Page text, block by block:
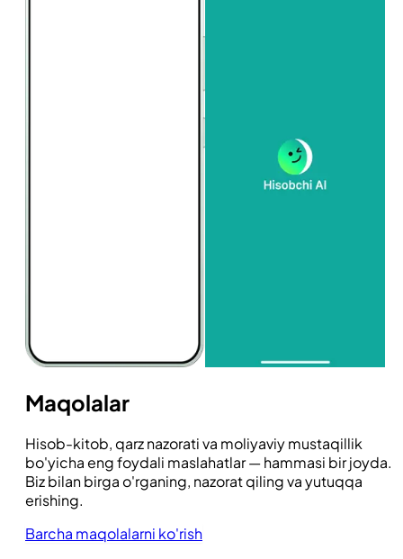
Maqolalar
Hisob-kitob, qarz nazorati va moliyaviy mustaqillik
bo'yicha eng foydali maslahatlar — hammasi bir joyda.
Biz bilan birga o'rganing, nazorat qiling va yutuqqa
erishing.
Barcha maqolalarni ko'rish